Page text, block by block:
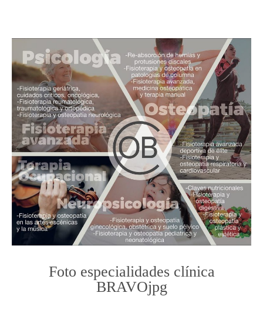
Foto especialidades clínica
BRAVOjpg